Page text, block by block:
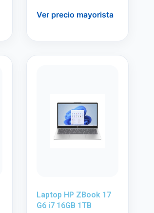
Ver precio mayorista
Laptop HP ZBook 17
G6 i7 16GB 1TB